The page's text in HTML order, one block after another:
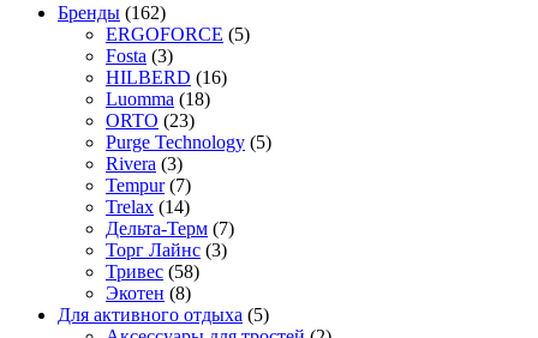
Бренды 162162
товара
ERGOFORCE 55
Fosta 33
товара
HILBERD 1616
Luomma 1818
ORTO 2323
товара
Purge Technology 55
Rivera 33
товара
Tempur 77
товаров
Trelax 1414
товаров
Дельта-Терм 77
Торг Лайнс 33
Тривес 5858
Экотен 88
товаров
Для активного отдыха 55